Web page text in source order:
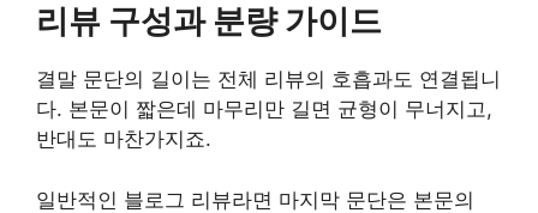
리뷰 구성과 분량 가이드
결말 문단의 길이는 전체 리뷰의 호흡과도 연결됩니
다. 본문이 짧은데 마무리만 길면 균형이 무너지고,
반대도 마찬가지죠.
일반적인 블로그 리뷰라면 마지막 문단은 본문의